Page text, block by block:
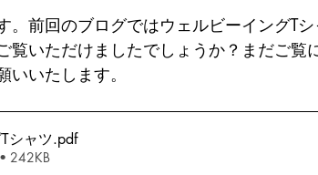
前回のブログではウェルビーイングT
覧いただけましたでしょうか？まだご覧
いたします。
シャツ.pdf
242KB